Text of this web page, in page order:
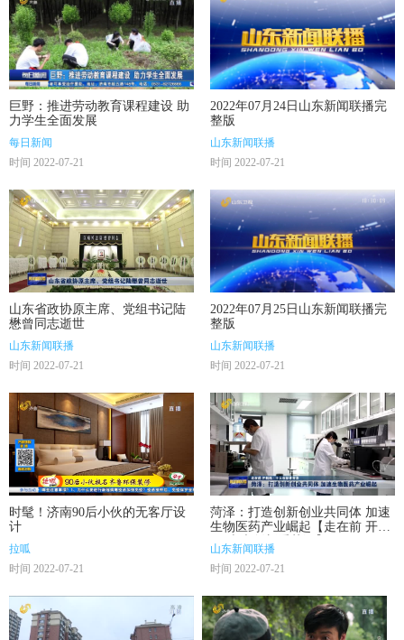
巨野：推进劳动教育课程建设 助
力学生全面发展
每日新闻
时间 2022-07-21
2022年07月24日山东新闻联播完
整版
山东新闻联播
时间 2022-07-21
山东省政协原主席、党组书记陆
懋曾同志逝世
山东新闻联播
时间 2022-07-21
2022年07月25日山东新闻联播完
整版
山东新闻联播
时间 2022-07-21
时髦！济南90后小伙的无客厅设
计
拉呱
时间 2022-07-21
菏泽：打造创新创业共同体 加速
生物医药产业崛起【走在前 开新
局·十大创新看菏泽】
山东新闻联播
时间 2022-07-21